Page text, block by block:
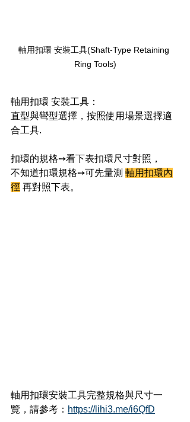
軸用扣環 安裝工具(Shaft-Type Retaining
Ring Tools)
軸用扣環 安裝工具：
直型與彎型選擇，按照使用場景選擇適
合工具.
扣環的規格➙看下表扣環尺寸對照，
不知道扣環規格➙可先量測 軸用扣環內
徑 再對照下表。
軸用扣環安裝工具完整規格與尺寸一
覽，請參考： https://lihi3.me/i6QfD